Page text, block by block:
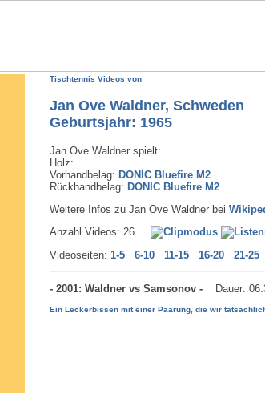
Tischtennis Videos von
Jan Ove Waldner, Schweden
Geburtsjahr: 1965
Jan Ove Waldner spielt:
Holz:
Vorhandbelag: DONIC Bluefire M2
Rückhandbelag: DONIC Bluefire M2
Weitere Infos zu Jan Ove Waldner bei
Anzahl Videos: 26
Videoseiten: 1-5 6-10 11-15 16-20 21-25
- 2001: Waldner vs Samsonov - Dauer:
Ein Leckerbissen mit einer Paarung, die wir